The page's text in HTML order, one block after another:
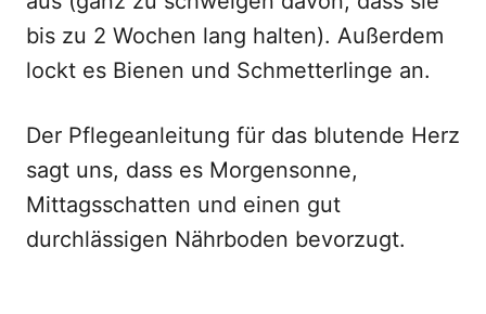
bis zu 2 Wochen lang halten). Außerdem
lockt es Bienen und Schmetterlinge an.
Der Pflegeanleitung für das blutende Herz
sagt uns, dass es Morgensonne,
Mittagsschatten und einen gut
durchlässigen Nährboden bevorzugt.